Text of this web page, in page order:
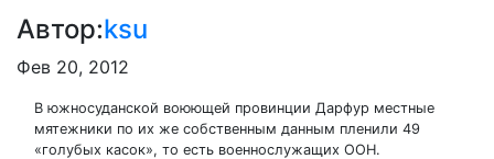
Автор:ksu
Фев 20, 2012
В южносуданской воюющей провинции Дарфур местные
мятежники по их же собственным данным пленили 49
«голубых касок», то есть военнослужащих ООН.